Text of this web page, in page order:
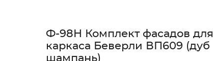
Ф-98H Комплект фасадов для
каркаса Беверли ВП609 (дуб
шампань)